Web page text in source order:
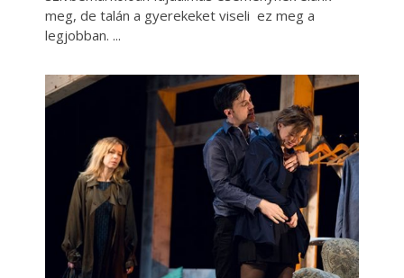
meg, de talán a gyerekeket viseli ez meg a
legjobban.